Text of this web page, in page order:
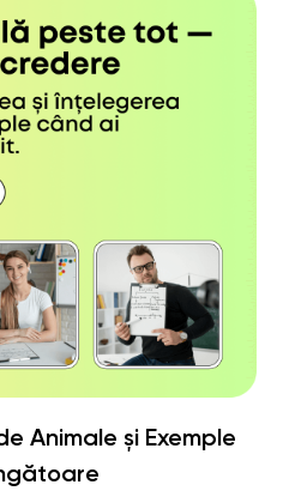
Continuă
Animale
Animale și Exemple